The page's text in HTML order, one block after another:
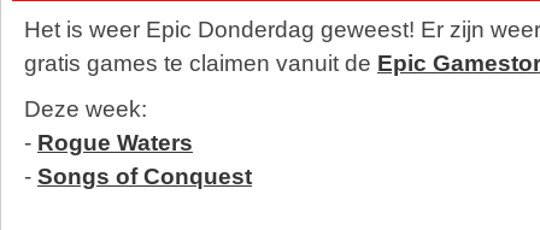
Het is weer Epic Donderdag geweest! Er zijn
gratis games te claimen vanuit de Epic
Deze week:
- Rogue Waters
- Songs of Conquest